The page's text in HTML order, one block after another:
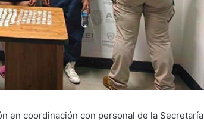
en coordinación con personal de la Secretaría